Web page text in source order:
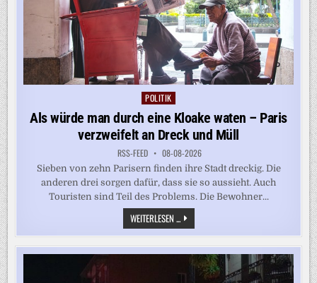
Posted
POLITIK
Als würde man durch eine Kloake waten – Paris
verzweifelt an Dreck und Müll
RSS-FEED 08-08-2026
Sieben von zehn Parisern finden ihre Stadt dreckig. Die
anderen drei sorgen dafür, dass sie so aussieht. Auch
Touristen sind Teil des Problems. Die Bewohner...
WEITERLESEN ...ALS
WÜRDE
MAN
DURCH
EINE
KLOAKE
WATEN